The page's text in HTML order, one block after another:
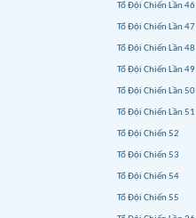
Tổ Đội Chiến Lần 46
Tổ Đội Chiến Lần 47
Tổ Đội Chiến Lần 48
Tổ Đội Chiến Lần 49
Tổ Đội Chiến Lần 50
Tổ Đội Chiến Lần 51
Tổ Đội Chiến 52
Tổ Đội Chiến 53
Tổ Đội Chiến 54
Tổ Đội Chiến 55